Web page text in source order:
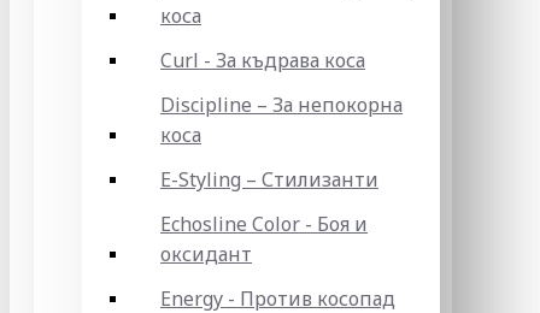
коса
Curl - За къдрава коса
Discipline – За непокорна
коса
E-Styling – Стилизанти
Echosline Color - Боя и
оксидант
Energy - Против косопад